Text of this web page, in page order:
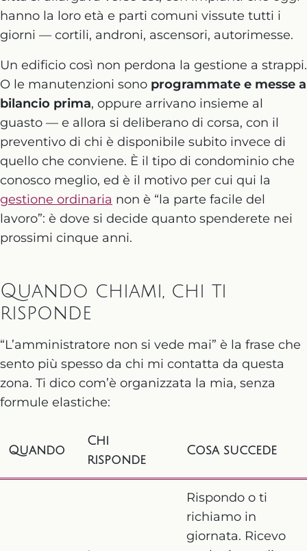
hanno la loro età e parti comuni vissute tutti i
giorni — cortili, androni, ascensori, autorimesse.
Un edificio così non perdona la gestione a strappi.
O le manutenzioni sono programmate e messe a
bilancio prima, oppure arrivano insieme al
guasto — e allora si deliberano di corsa, con il
preventivo di chi è disponibile subito invece di
quello che conviene. È il tipo di condominio che
conosco meglio, ed è il motivo per cui qui la
gestione ordinaria non è “la parte facile del
lavoro”: è dove si decide quanto spenderete nei
prossimi cinque anni.
Quando chiami, chi ti
risponde
“L’amministratore non si vede mai” è la frase che
sento più spesso da chi mi contatta da questa
zona. Ti dico com’è organizzata la mia, senza
formule elastiche:
Quando
Chi
risponde
Cosa succede
Rispondo o ti
richiamo in
giornata. Ricevo